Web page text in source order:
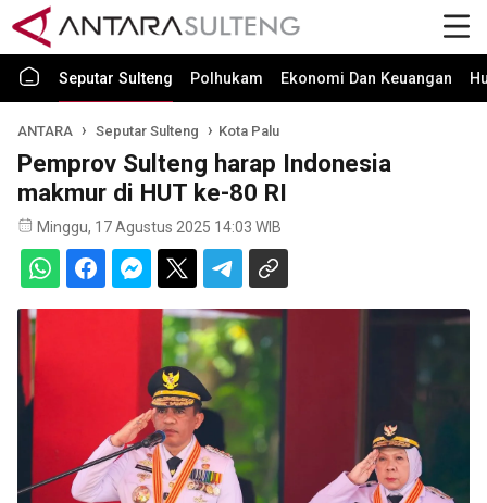
Seputar Sulteng Polhukam Ekonomi Dan Keuangan
ANTARA Seputar Sulteng Kota Palu
Pemprov Sulteng harap Indonesia
makmur di HUT ke-80 RI
Minggu, 17 Agustus 2025 14:03 WIB